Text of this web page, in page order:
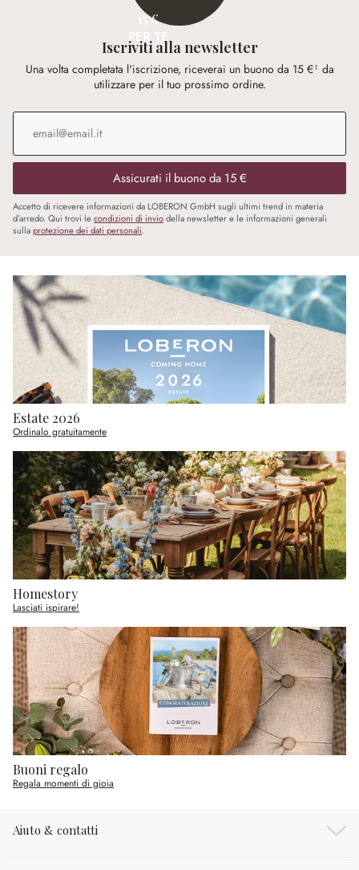
15 €
PER TE
Iscriviti alla newsletter
Una volta completata l'iscrizione, riceverai un buono da 15 €¹ da
utilizzare per il tuo prossimo ordine.
Indirizzo e-mail
Assicurati il buono da 15 €
Accetto di ricevere informazioni da LOBERON GmbH sugli ultimi trend in materia
d’arredo. Qui trovi lecondizioni di inviodella newsletter e le informazioni generali
sullaprotezione dei dati personali.
Estate 2026
Ordinalo gratuitamente
Homestory
Lasciati ispirare!
Buoni regalo
Regala momenti di gioia
Aiuto & contatti